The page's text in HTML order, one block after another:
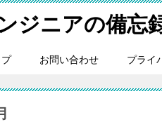
ジニアの備忘
お問い合わせ プライ